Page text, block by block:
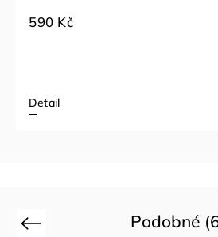
590 Kč
Detail
Podobné
Previous